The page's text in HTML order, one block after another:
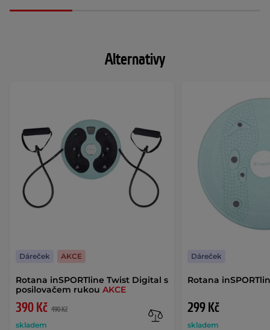
Alternativy
Rotana inSPORTline Twist Digital s
posilovačem rukou AKCE
390 Kč 490 Kč
skladem
Dáreček AKCE
Rotana
299 Kč
skladem
Dáreček